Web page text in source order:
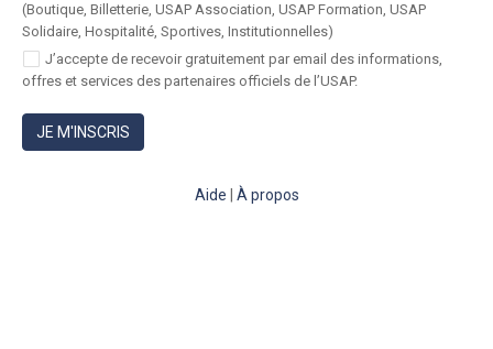
(Boutique, Billetterie, USAP Association, USAP Formation, USAP
Solidaire, Hospitalité, Sportives, Institutionnelles)
J’accepte de recevoir gratuitement par email des informations,
offres et services des partenaires officiels de l’USAP.
JE M'INSCRIS
Aide À propos